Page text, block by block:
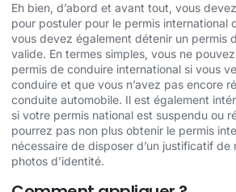
Eh bien, d’abord et avant tout, vous
pour postuler pour le permis international
vous devez également détenir un permis
valide. En termes simples, vous ne
permis de conduire international si vous
conduire et que vous n’avez pas encore
conduite automobile. Il est également
si votre permis national est suspendu ou
pourrez pas non plus obtenir le permis
nécessaire de disposer d’un justificatif
photos d’identité.